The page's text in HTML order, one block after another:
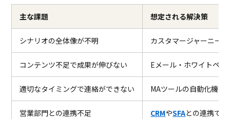
主な課題 想定される解決策
シナリオの全体像が不明 カスタマージャーニー
コンテンツ不足で成果が伸びない Eメール・ホワイトペ
適切なタイミングで連絡ができない MAツールの自動化機能
営業部門との連携不足 CRMやSFAとの連携で